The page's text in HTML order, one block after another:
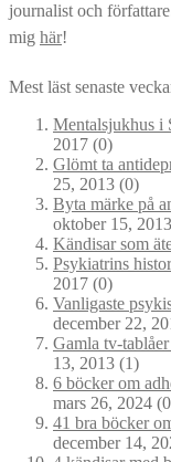
journalist och
mig här!
Mest läst senaste
Mentalsjukhus i
2017 (0)
Glömt ta
25, 2013 (0)
Byta märke på
oktober 15, 2013
Kändisar som
Psykiatrins
2017 (0)
Vanligaste
december 22,
Gamla tv-
13, 2013 (1)
6 böcker om
mars 26, 2024
41 bra böcker
december 14,